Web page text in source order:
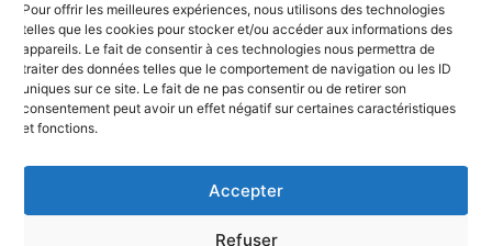
Pour offrir les meilleures expériences, nous utilisons des technologies
telles que les cookies pour stocker et/ou accéder aux informations des
appareils. Le fait de consentir à ces technologies nous permettra de
traiter des données telles que le comportement de navigation ou les ID
uniques sur ce site. Le fait de ne pas consentir ou de retirer son
consentement peut avoir un effet négatif sur certaines caractéristiques
et fonctions.
Accepter
Refuser
Liens utiles
RGPD et confidentialité des données
Mentions légales